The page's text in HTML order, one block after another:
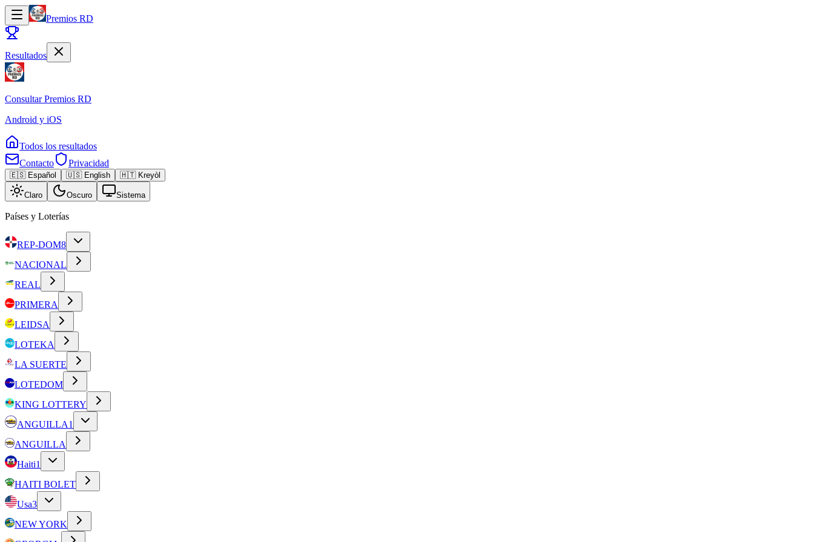
Premios RD
Resultados
Consultar Premios RD
Android y iOS
Todos los resultados
Contacto
Privacidad
🇪🇸 Español 🇺🇸 English 🇭🇹 Kreyòl
Claro Oscuro Sistema
Países y Loterías
REP-DOM8
NACIONAL
REAL
PRIMERA
LEIDSA
LOTEKA
LA SUERTE
LOTEDOM
KING LOTTERY
ANGUILLA1
ANGUILLA
Haiti1
HAITI BOLET
Usa3
NEW YORK